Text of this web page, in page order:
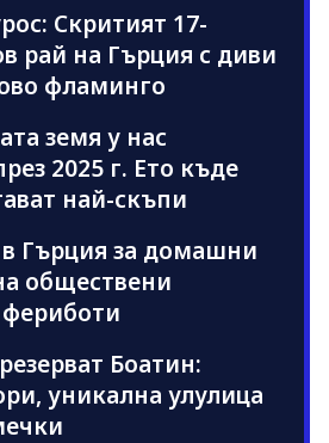
Скритият 17-
рай на Гърция с диви
фламинго
земя у нас
2025 г. Ето къде
най-скъпи
в Гърция за домашни
обществени
Боатин:
уникална улулица